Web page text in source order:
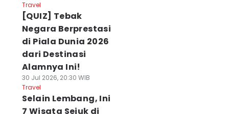
Travel
[QUIZ] Tebak
Negara Berprestasi
di Piala Dunia 2026
dari Destinasi
Alamnya Ini!
30 Jul 2026, 20:30 WIB
Travel
Selain Lembang, Ini
7 Wisata Sejuk di